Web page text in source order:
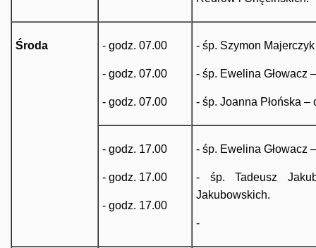
Środa - godz. 07.00
- godz. 07.00
- godz. 07.00
- śp. Szymon
- śp. Ewelina Głowacz
- śp. Joanna Płońska –
- godz. 17.00
- godz. 17.00
- godz. 17.00
- śp. Ewelina Głowacz
- śp. Tadeusz
Jakubowskich.
-